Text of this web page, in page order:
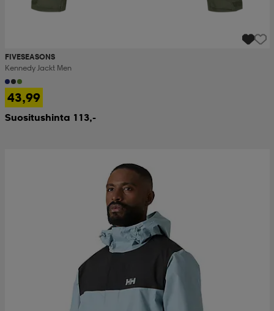
FIVESEASONS
Kennedy Jackt Men
43,99
Suositushinta 113,-